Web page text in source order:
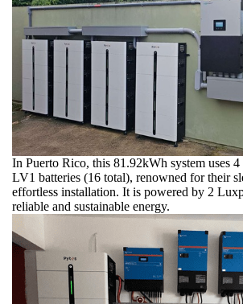
In Puerto Rico, this 81.92kWh system uses
LV1 batteries (16 total), renowned for their
effortless installation. It is powered by 2
reliable and sustainable energy.